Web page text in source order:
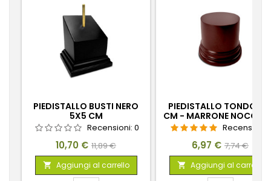
PIEDISTALLO BUSTI NERO
5X5 CM
Recensioni: 0
Prezzo
10,70 € Prezzo
base
11,89 €
 Aggiungi al carrello
PIEDISTALLO TONDO
CM - MARRONE
Recensioni:
Prezzo
6,97 € Prezzo
base
7,74 €
 Aggiungi al carrello